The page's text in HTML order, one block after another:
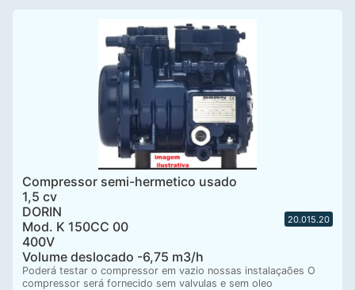
Compressor semi-hermetico usado
1,5 cv
DORIN
Mod. K 150CC 00
400V
Volume deslocado -6,75 m3/h
20.015.20
Poderá testar o compressor em vazio nossas instalaçaões O
compressor será fornecido sem valvulas e sem oleo